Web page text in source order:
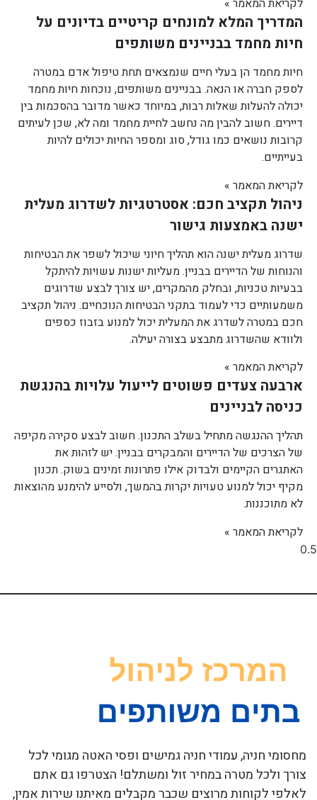
לקריאת המאמר »
המדריך המלא למונחים קריטיים בדיונים על
חיות מחמד בבניינים משותפים
חיות מחמד הן בעלי חיים שנמצאים תחת טיפול אדם במטרה
לספק חברה או הנאה. בבניינים משותפים, נוכחות חיות מחמד
יכולה להעלות שאלות רבות, במיוחד כאשר מדובר בהסכמות בין
דיירים. חשוב להבין מה נחשב לחיית מחמד ומה לא, שכן לעיתים
קרובות נושאים כמו גודל, סוג ומספר החיות יכולים להיות
בעייתיים.
לקריאת המאמר »
ניהול תקציב חכם: אסטרטגיות לשדרוג מעלית
ישנה באמצעות גישור
שדרוג מעלית ישנה הוא תהליך חיוני שיכול לשפר את הבטיחות
והנוחות של הדיירים בבניין. מעליות ישנות עשויות להיתקל
בבעיות טכניות, ובחלק מהמקרים, יש צורך לבצע שדרוגים
משמעותיים כדי לעמוד בתקני הבטיחות הנוכחיים. ניהול תקציב
חכם במטרה לשדרג את המעלית יכול למנוע בזבוז כספים
ולוודא שהשדרוג מתבצע בצורה יעילה.
לקריאת המאמר »
ארבעה צעדים פשוטים לייעול עלויות בהנגשת
כניסה לבניינים
תהליך ההנגשה מתחיל בשלב התכנון. חשוב לבצע סקירה מקיפה
של הצרכים של הדיירים והמבקרים בבניין. יש לזהות את
האתגרים הקיימים ולבדוק אילו פתרונות זמינים בשוק. תכנון
מקיף יכול למנוע טעויות יקרות בהמשך, ולסייע להימנע מהוצאות
לא מתוכננות.
לקריאת המאמר »
מחסומי חניה, עמודי חניה גמישים ופסי האטה מגומי לכל
צורך ולכל מטרה במחיר זול ומשתלם! הצטרפו גם אתם
לאלפי לקוחות מרוצים שכבר מקבלים מאיתנו שירות אמין,